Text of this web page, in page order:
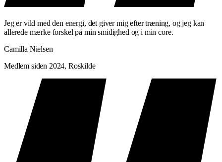
konditionstræning
Vil kombinere koordination og fysisk intensitet
Er klar til at udfordre dig selv fra første time
Ingen kampsportsbaggrund nødvendig. Instruktøren guider dig
gennem bevægelserne.
HVAD FÅR DU UD AF DET?
Træner du Combat regelmæssigt, vil du over tid mærke:
Stærkere kondition og udholdenhed
Bedre koordination og reaktionsevne
Jeg er vild med den energi, det giver mig efter træning, og jeg kan
allerede mærke forskel på min smidighed og i min core.
Camilla Nielsen
Medlem siden 2024, Roskilde